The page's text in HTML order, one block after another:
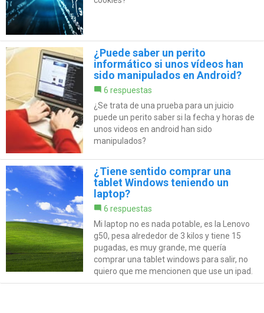
¿Puede saber un perito
informático si unos vídeos han
sido manipulados en Android?
6 respuestas
¿Se trata de una prueba para un juicio
puede un perito saber si la fecha y horas de
unos videos en android han sido
manipulados?
¿Tiene sentido comprar una
tablet Windows teniendo un
laptop?
6 respuestas
Mi laptop no es nada potable, es la Lenovo
g50, pesa alrededor de 3 kilos y tiene 15
pugadas, es muy grande, me quería
comprar una tablet windows para salir, no
quiero que me mencionen que use un ipad.